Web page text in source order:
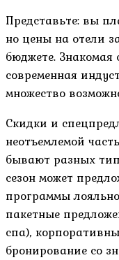
Представьте: вы
но цены на отели
бюджете. Знакомая
современная
множество
Скидки и
неотъемлемой
бывают разных
сезон может
программы
пакетные
спа),
бронирование со